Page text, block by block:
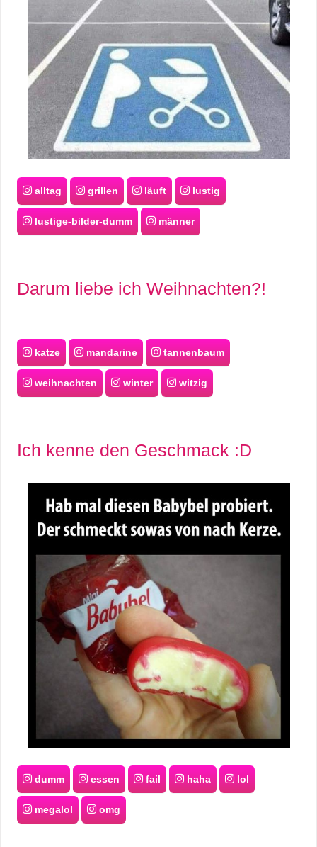
alltag grillen läuft lustig
lustige-bilder-dumm männer
Darum liebe ich Weihnachten?!
katze mandarine tannenbaum
weihnachten winter witzig
Ich kenne den Geschmack :D
dumm essen fail haha lol
megalol omg